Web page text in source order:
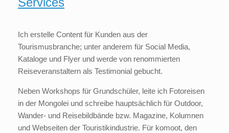
Ich erstelle Content für Kunden aus der
Tourismusbranche; unter anderem für Social Media,
Kataloge und Flyer und werde von renommierten
Reiseveranstaltern als Testimonial gebucht.
Neben Workshops für Grundschüler, leite ich Fotoreisen
in der Mongolei und schreibe hauptsächlich für Outdoor,
Wander- und Reisebildbände bzw. Magazine, Kolumnen
und Webseiten der Touristikindustrie. Für komoot, den